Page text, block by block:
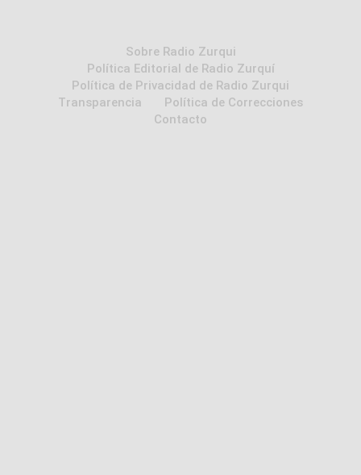
Sobre Radio Zurqui
Política Editorial de Radio Zurquí
Política de Privacidad de Radio Zurqui
Transparencia
Política de Correcciones
Contacto